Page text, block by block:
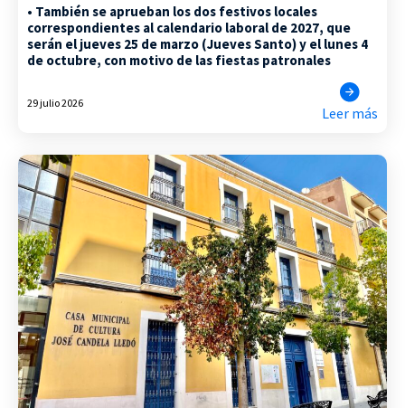
• También se aprueban los dos festivos locales
correspondientes al calendario laboral de 2027, que
serán el jueves 25 de marzo (Jueves Santo) y el lunes 4
de octubre, con motivo de las fiestas patronales
29 julio 2026
Leer más